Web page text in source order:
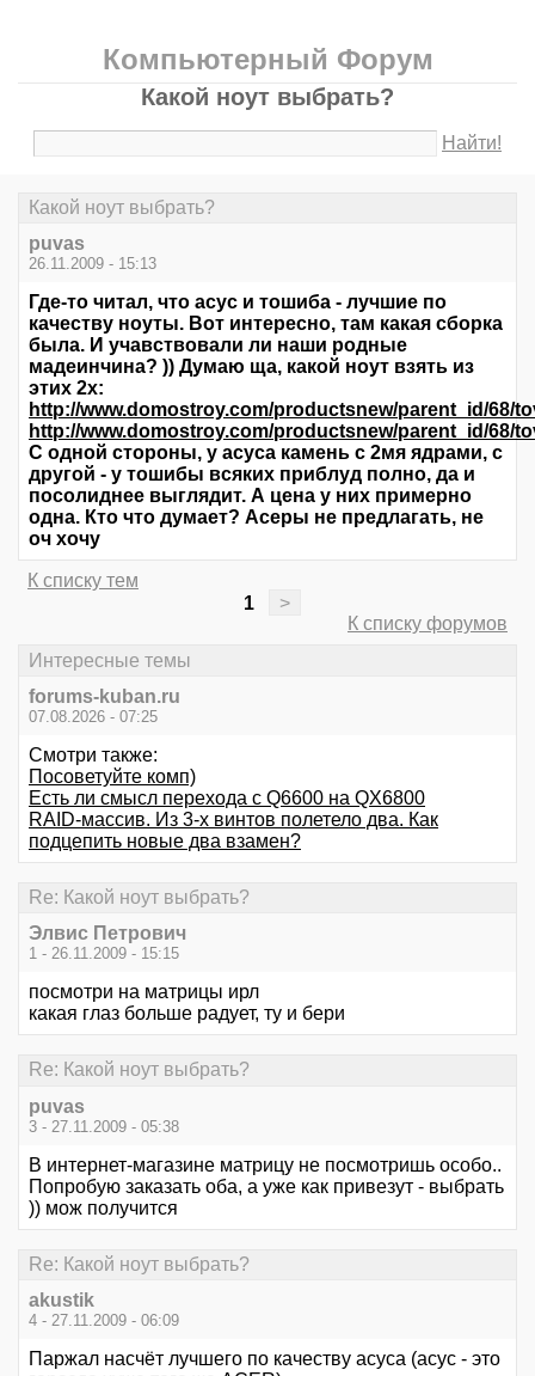
Компьютерный Форум
Какой ноут выбрать?
Найти!
Какой ноут выбрать?
puvas
26.11.2009 - 15:13
Где-то читал, что асус и тошиба - лучшие по
качеству ноуты. Вот интересно, там какая сборка
была. И учавствовали ли наши родные
мадеинчина? )) Думаю ща, какой ноут взять из
этих 2х:
http://www.domostroy.com/productsnew/parent_id/68/
http://www.domostroy.com/productsnew/parent_id/68/
С одной стороны, у асуса камень с 2мя ядрами, с
другой - у тошибы всяких приблуд полно, да и
посолиднее выглядит. А цена у них примерно
одна. Кто что думает? Асеры не предлагать, не
оч хочу
К списку тем
1
>
К списку форумов
Интересные темы
forums-kuban.ru
07.08.2026 - 07:25
Смотри также:
Посоветуйте комп)
Есть ли смысл перехода с Q6600 на QX6800
RAID-массив. Из 3-х винтов полетело два. Как
подцепить новые два взамен?
Re: Какой ноут выбрать?
Элвис Петрович
1 - 26.11.2009 - 15:15
посмотри на матрицы ирл
какая глаз больше радует, ту и бери
Re: Какой ноут выбрать?
puvas
3 - 27.11.2009 - 05:38
В интернет-магазине матрицу не посмотришь особо..
Попробую заказать оба, а уже как привезут - выбрать
)) мож получится
Re: Какой ноут выбрать?
akustik
4 - 27.11.2009 - 06:09
Паржал насчёт лучшего по качеству асуса (асус - это